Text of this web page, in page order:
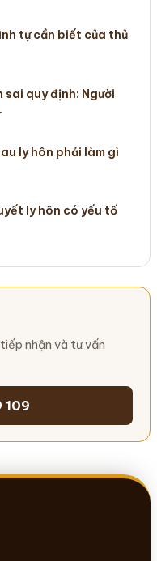
tự cần biết của thủ
quy định: Người
ly hôn phải làm gì
ly hôn có yếu tố
nhận và tư vấn
109